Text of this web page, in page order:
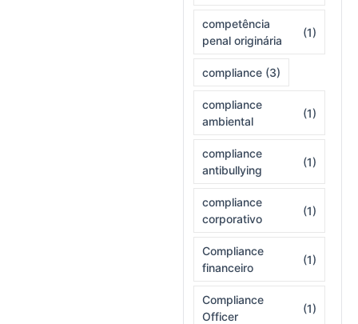
competência
penal originária
(1)
compliance (3)
compliance
ambiental
(1)
compliance
antibullying
(1)
compliance
corporativo
(1)
Compliance
financeiro
(1)
Compliance
Officer
(1)